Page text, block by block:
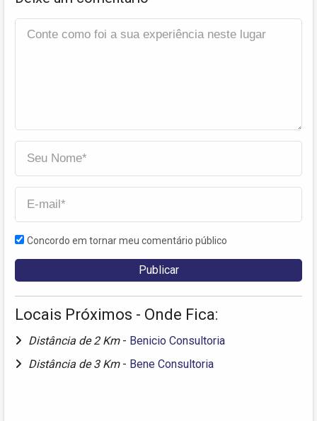
Concordo em tornar meu comentário público
Locais Próximos - Onde Fica:
Distância de 2 Km - Benicio Consultoria
Distância de 3 Km - Bene Consultoria